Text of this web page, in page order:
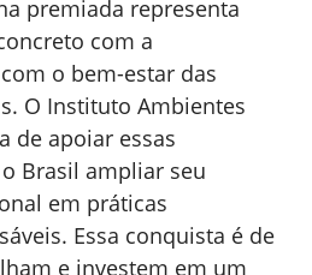
premiada representa
com a
o bem-estar das
O Instituto Ambientes
de apoiar essas
Brasil ampliar seu
em práticas
Essa conquista é de
e investem em um